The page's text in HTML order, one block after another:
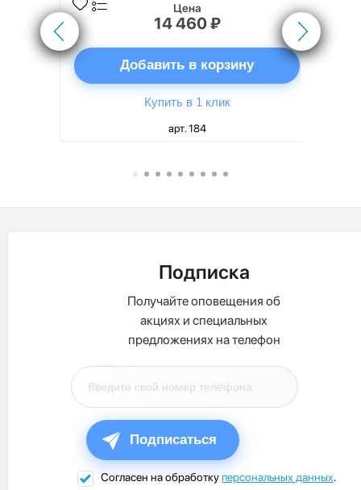
Цена
14 460 ₽
Добавить в корзину
Купить в 1 клик
арт. 184
Подписка
Получайте оповещения об
акциях и специальных
предложениях на телефон
Подписаться
Согласен на обработкуперсональных данных.